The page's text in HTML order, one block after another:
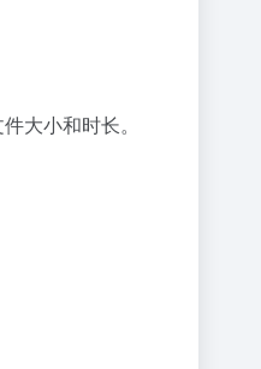
大小和时长。